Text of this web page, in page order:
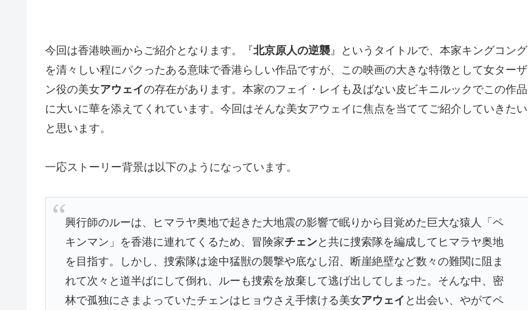
今回は香港映画からご紹介となります。『北京原人の逆襲 』というタイトルで、本家キングコング
を清々しい程にパクったある意味で香港らしい作品ですが、この映画の大きな特徴として女ターザ
ン役の美女アウェイの存在があります。本家のフェイ・レイも及ばない皮ビキニルックでこの作品
に大いに華を添えてくれています。今回はそんな美女アウェイに焦点を当ててご紹介していきたい
と思います。
一応ストーリー背景は以下のようになっています。
興行師のルーは、ヒマラヤ奥地で起きた大地震の影響で眠りから目覚めた巨大な猿人「ペ
キンマン」を香港に連れてくるため、冒険家チェンと共に捜索隊を編成してヒマラヤ奥地
を目指す。しかし、捜索隊は途中猛獣の襲撃や底なし沼、断崖絶壁など数々の難関に阻ま
れて次々と道半ばにして倒れ、ルーも捜索を放棄して逃げ出してしまった。そんな中、密
林で孤独にさまよっていたチェンはヒョウさえ手懐ける美女アウェイ と出会い、やがてペ